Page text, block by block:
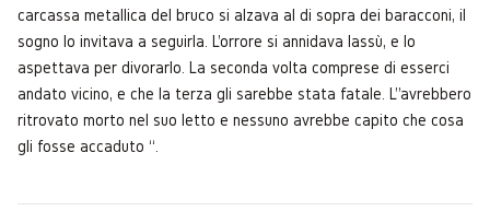
carcassa metallica del bruco si alzava al di sopra dei baracconi, il
sogno lo invitava a seguirla. L'orrore si annidava lassù, e lo
aspettava per divorarlo. La seconda volta comprese di esserci
andato vicino, e che la terza gli sarebbe stata fatale. L''avrebbero
ritrovato morto nel suo letto e nessuno avrebbe capito che cosa
gli fosse accaduto “.